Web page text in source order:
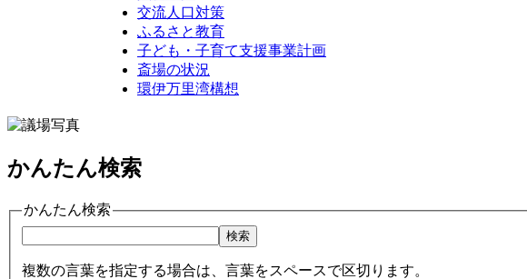
交流人口対策
ふるさと教育
子ども・子育て支援事業計画
斎場の状況
環伊万里湾構想
かんたん検索
かんたん検索
複数の言葉を指定する場合は、言葉をスペースで区切ります。